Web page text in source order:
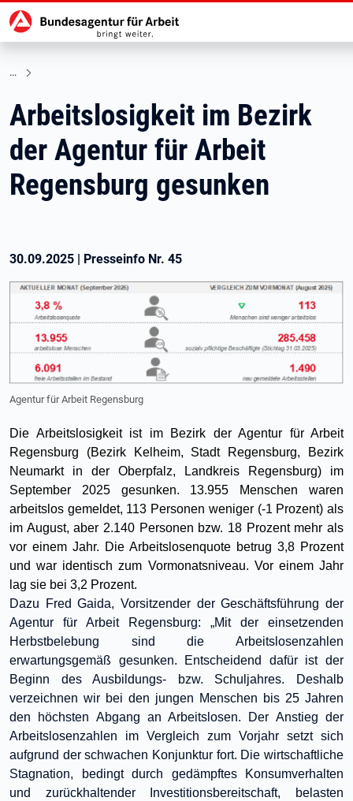
zu den Hauptinhalten springen
Hauptnavigation
Arbeitslosigkeit im Bezirk
der Agentur für Arbeit
Regensburg gesunken
30.09.2025 | Presseinfo Nr. 45
Agentur für Arbeit Regensburg
Die Arbeitslosigkeit ist im Bezirk der Agentur für Arbeit
Regensburg (Bezirk Kelheim, Stadt Regensburg, Bezirk
Neumarkt in der Oberpfalz, Landkreis Regensburg) im
September 2025 gesunken. 13.955 Menschen waren
arbeitslos gemeldet, 113 Personen weniger (-1 Prozent) als
im August, aber 2.140 Personen bzw. 18 Prozent mehr als
vor einem Jahr. Die Arbeitslosenquote betrug 3,8 Prozent
und war identisch zum Vormonatsniveau. Vor einem Jahr
lag sie bei 3,2 Prozent.
Dazu Fred Gaida, Vorsitzender der Geschäftsführung der
Agentur für Arbeit Regensburg: „Mit der einsetzenden
Herbstbelebung sind die Arbeitslosenzahlen
erwartungsgemäß gesunken. Entscheidend dafür ist der
Beginn des Ausbildungs- bzw. Schuljahres. Deshalb
verzeichnen wir bei den jungen Menschen bis 25 Jahren
den höchsten Abgang an Arbeitslosen. Der Anstieg der
Arbeitslosenzahlen im Vergleich zum Vorjahr setzt sich
aufgrund der schwachen Konjunktur fort. Die wirtschaftliche
Stagnation, bedingt durch gedämpftes Konsumverhalten
und zurückhaltender Investitionsbereitschaft, belasten